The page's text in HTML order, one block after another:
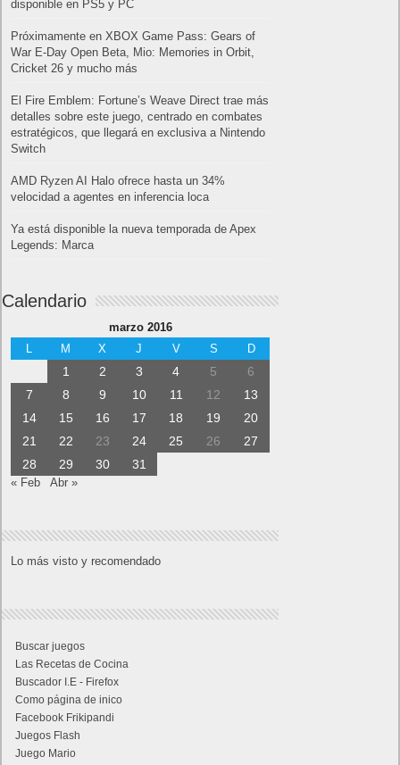
disponible en PS5 y PC
Próximamente en XBOX Game Pass: Gears of
War E-Day Open Beta, Mio: Memories in Orbit,
Cricket 26 y mucho más
El Fire Emblem: Fortune’s Weave Direct trae más
detalles sobre este juego, centrado en combates
estratégicos, que llegará en exclusiva a Nintendo
Switch
AMD Ryzen AI Halo ofrece hasta un 34%
velocidad a agentes en inferencia loca
Ya está disponible la nueva temporada de Apex
Legends: Marca
Calendario
marzo 2016
M X J V S D
1 2 3 4 5
6
7
8 9 10 11 12
13
14
15 16 17 18 19
20
21
22 23 24 25 26
27
28
29 30 31
« Feb Abr »
Lo más visto y recomendado
Buscar juegos
Las Recetas de Cocina
Buscador I.E - Firefox
Como página de inico
Facebook Frikipandi
Juegos Flash
Juego Mario